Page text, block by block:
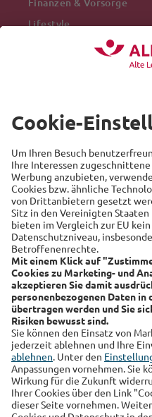
Finanzen & Vorsorge
Lifestyle
Recht
Auto
Sicherheit
Familie
Links
Alte Leipziger
Hallesche
RSS-Feed
Über uns
Kundenmagazin
Datenschutz Impressum